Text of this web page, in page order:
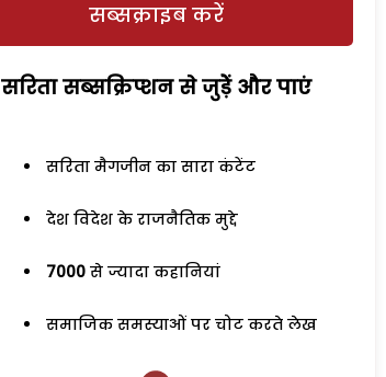
सब्सक्राइब करें
सरिता सब्सक्रिप्शन से जुड़ेें और पाएं
सरिता मैगजीन का सारा कंटेंट
देश विदेश के राजनैतिक मुद्दे
7000 से ज्यादा कहानियां
समाजिक समस्याओं पर चोट करते लेख